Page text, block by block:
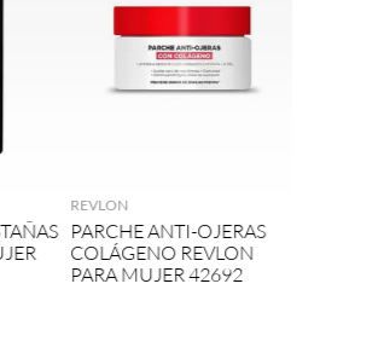
REVLON
PARCHE ANTI-OJERAS
COLÁGENO REVLON
PARA MUJER 42692